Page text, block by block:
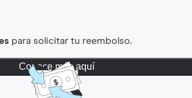
para solicitar tu reembolso.
Conoce más aquí